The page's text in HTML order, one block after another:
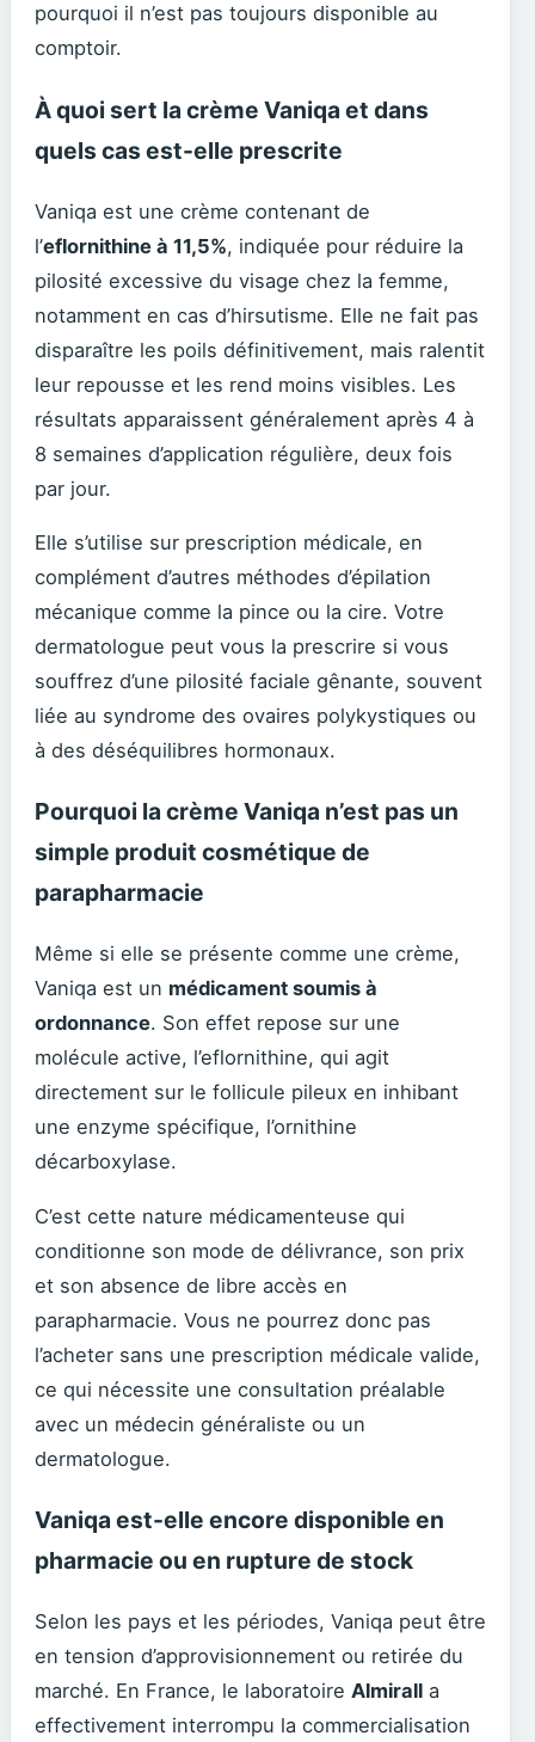
pourquoi il n’est pas toujours disponible au
comptoir.
À quoi sert la crème Vaniqa et dans
quels cas est-elle prescrite
Vaniqa est une crème contenant de
l’eflornithine à 11,5%, indiquée pour réduire la
pilosité excessive du visage chez la femme,
notamment en cas d’hirsutisme. Elle ne fait pas
disparaître les poils définitivement, mais ralentit
leur repousse et les rend moins visibles. Les
résultats apparaissent généralement après 4 à
8 semaines d’application régulière, deux fois
par jour.
Elle s’utilise sur prescription médicale, en
complément d’autres méthodes d’épilation
mécanique comme la pince ou la cire. Votre
dermatologue peut vous la prescrire si vous
souffrez d’une pilosité faciale gênante, souvent
liée au syndrome des ovaires polykystiques ou
à des déséquilibres hormonaux.
Pourquoi la crème Vaniqa n’est pas un
simple produit cosmétique de
parapharmacie
Même si elle se présente comme une crème,
Vaniqa est un médicament soumis à
ordonnance. Son effet repose sur une
molécule active, l’eflornithine, qui agit
directement sur le follicule pileux en inhibant
une enzyme spécifique, l’ornithine
décarboxylase.
C’est cette nature médicamenteuse qui
conditionne son mode de délivrance, son prix
et son absence de libre accès en
parapharmacie. Vous ne pourrez donc pas
l’acheter sans une prescription médicale valide,
ce qui nécessite une consultation préalable
avec un médecin généraliste ou un
dermatologue.
Vaniqa est-elle encore disponible en
pharmacie ou en rupture de stock
Selon les pays et les périodes, Vaniqa peut être
en tension d’approvisionnement ou retirée du
marché. En France, le laboratoire Almirall a
effectivement interrompu la commercialisation